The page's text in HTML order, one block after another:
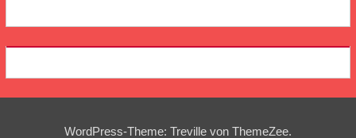
WordPress-Theme: Treville von ThemeZee.